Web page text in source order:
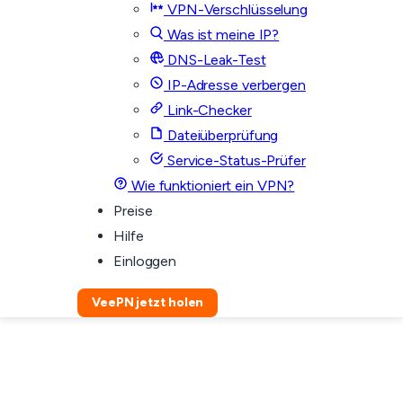
VPN-Verschlüsselung
Was ist meine IP?
DNS-Leak-Test
IP-Adresse verbergen
Link-Checker
Dateiüberprüfung
Service-Status-Prüfer
Wie funktioniert ein VPN?
Preise
Hilfe
Einloggen
VeePN jetzt holen